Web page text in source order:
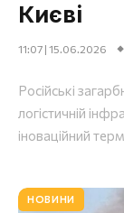
Києві
11:07 | 15.06.2026
Російські
логістичній
іноваційний
НОВИНИ